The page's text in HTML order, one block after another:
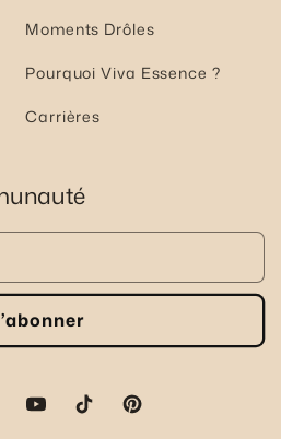
Moments Drôles
Pourquoi Viva Essence ?
Carrières
YouTubeTikTokPinterest